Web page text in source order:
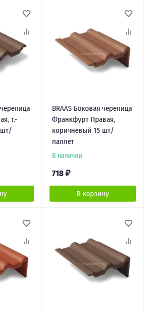
т.-
шт/
BRAAS Боковая черепица
Франкфурт Правая,
коричневый 15 шт/
паллет
В наличии
718 ₽
В корзину